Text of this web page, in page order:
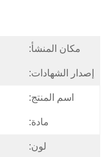
مكان المنشأ:
إصدار الشهادات:
اسم المنتج:
مادة:
لون: